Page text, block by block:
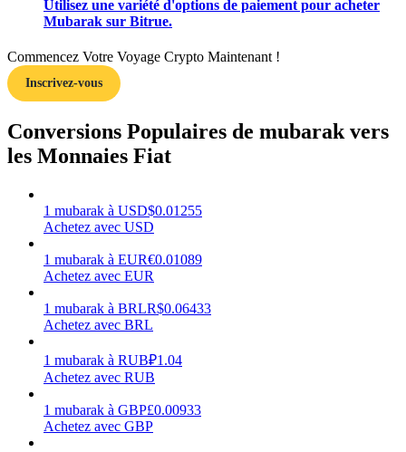
Stratégies de trading
Gagner
Cochon de puissance
Gagnez quotidiennement des récompenses compétitives
Utilisez une variété d'options de paiement pour acheter
Mubarak sur Bitrue.
Commencez Votre Voyage Crypto Maintenant !
Inscrivez-vous
Conversions Populaires de mubarak vers
les Monnaies Fiat
1 mubarak à USD$0.01255
Achetez avec USD
1 mubarak à EUR€0.01089
Achetez avec EUR
1 mubarak à BRLR$0.06433
Achetez avec BRL
1 mubarak à RUB₽1.04
Achetez avec RUB
1 mubarak à GBP£0.00933
Achetez avec GBP